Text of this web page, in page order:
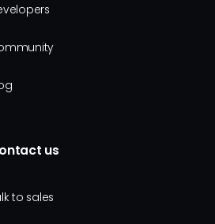
us
to sales